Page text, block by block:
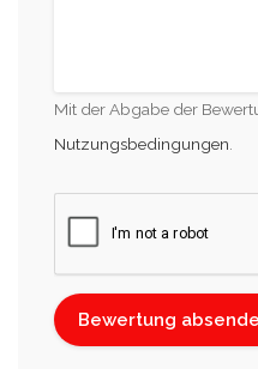
Mit der Abgabe der
Nutzungsbedingungen